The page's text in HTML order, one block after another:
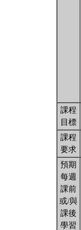
課程
目標
課程
要求
預期
每週
課前
或/與
課後
學習